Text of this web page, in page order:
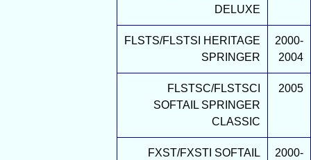
DELUXE
FLSTS/FLSTSI HERITAGE
SPRINGER
2000-
2004
FLSTSC/FLSTSCI
SOFTAIL SPRINGER
CLASSIC
2005
FXST/FXSTI SOFTAIL
2000-